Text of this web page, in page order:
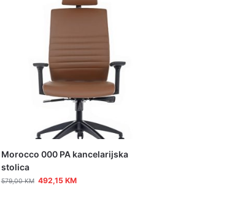
Morocco 000 PA kancelarijska
stolica
579,00KM 492,15KM